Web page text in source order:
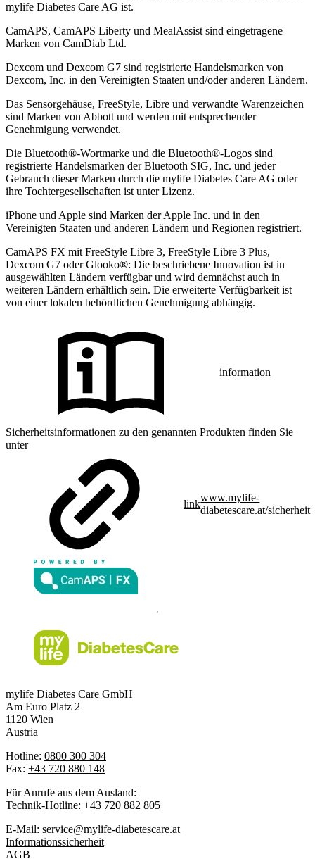
mylife Diabetes Care AG ist.
CamAPS, CamAPS Liberty und MealAssist sind eingetragene
Marken von CamDiab Ltd.
Dexcom und Dexcom G7 sind registrierte Handelsmarken von
Dexcom, Inc. in den Vereinigten Staaten und/oder anderen Ländern.
Das Sensorgehäuse, FreeStyle, Libre und verwandte Warenzeichen
sind Marken von Abbott und werden mit entsprechender
Genehmigung verwendet.
Die Bluetooth®-Wortmarke und die Bluetooth®-Logos sind
registrierte Handelsmarken der Bluetooth SIG, Inc. und jeder
Gebrauch dieser Marken durch die mylife Diabetes Care AG oder
ihre Tochtergesellschaften ist unter Lizenz.
iPhone und Apple sind Marken der Apple Inc. und in den
Vereinigten Staaten und anderen Ländern und Regionen registriert.
CamAPS FX mit FreeStyle Libre 3, FreeStyle Libre 3 Plus,
Dexcom G7 oder Glooko®: Die beschriebene Innovation ist in
ausgewählten Ländern verfügbar und wird demnächst auch in
weiteren Ländern erhältlich sein. Die erweiterte Verfügbarkeit ist
von einer lokalen behördlichen Genehmigung abhängig.
information
Sicherheitsinformationen zu den genannten Produkten finden Sie
unter
link
www.mylife-
diabetescare.at/sicherheit
mylife Diabetes Care GmbH
Am Euro Platz 2
1120 Wien
Austria
Hotline: 0800 300 304
Fax: +43 720 880 148
Für Anrufe aus dem Ausland:
Technik-Hotline: +43 720 882 805
E-Mail: service@mylife-diabetescare.at
Informationssicherheit
AGB